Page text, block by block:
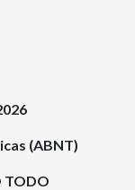
(ABNT)
TODO